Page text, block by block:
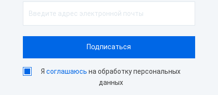
Ясоглашаюсь на обработку персональных
данных